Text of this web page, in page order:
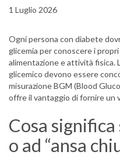
1 Luglio 2026
Ogni persona con diabete
glicemia per conoscere i
alimentazione e attività fisica.
glicemico devono essere
misurazione BGM (Blood
offre il vantaggio di fornire un
Cosa
o ad “ansa